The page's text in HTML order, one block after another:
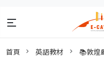
首頁 英語教材 📚敦煌